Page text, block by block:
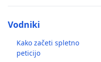
Vodniki
Kako začeti spletno
peticijo